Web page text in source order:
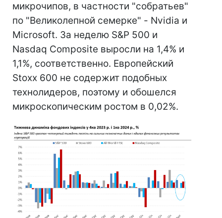
микрочипов, в частности "собратьев"
по "Великолепной семерке" - Nvidia и
Microsoft. За неделю S&P 500 и
Nasdaq Composite выросли на 1,4% и
1,1%, соответственно. Европейский
Stoxx 600 не содержит подобных
технолидеров, поэтому и обошелся
микроскопическим ростом в 0,02%.